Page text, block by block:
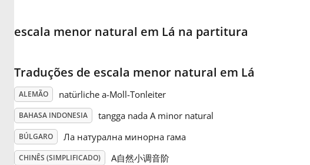
escala menor natural em Lá na partitura
Traduções de escala menor natural em Lá
ALEMÃO natürliche a-Moll-Tonleiter
BAHASA INDONESIA tangga nada A minor natural
BÚLGARO Ла натурална минорна гама
CHINÊS (SIMPLIFICADO) A自然小调音阶